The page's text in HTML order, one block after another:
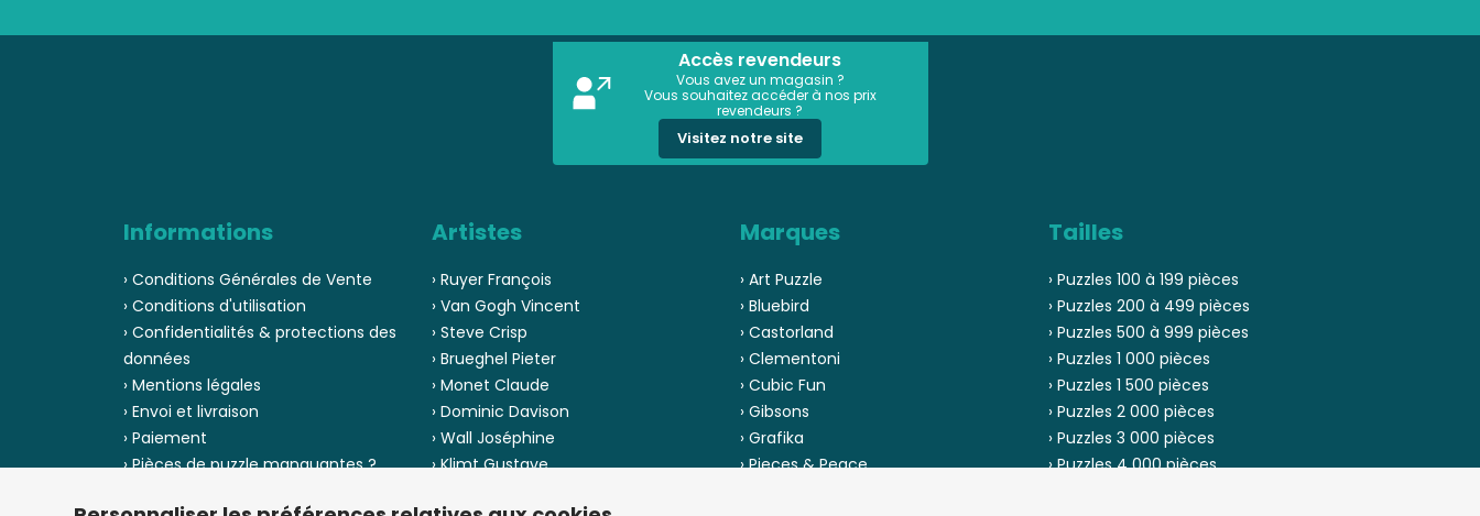
Accès revendeurs
Vous avez un magasin ?
Vous souhaitez accéder à nos prix
revendeurs ?
Visitez notre site
Informations
› Conditions Générales de Vente
› Conditions d'utilisation
› Confidentialités & protections des
données
› Mentions légales
› Envoi et livraison
› Paiement
› Pièces de puzzle manquantes ?
Artistes
› Ruyer François
› Van Gogh Vincent
› Steve Crisp
› Brueghel Pieter
› Monet Claude
› Dominic Davison
› Wall Joséphine
› Klimt Gustave
Marques
› Art Puzzle
› Bluebird
› Castorland
› Clementoni
› Cubic Fun
› Gibsons
› Grafika
› Pieces & Peace
Tailles
› Puzzles 100 à 199 pièces
› Puzzles 200 à 499 pièces
› Puzzles 500 à 999 pièces
› Puzzles 1 000 pièces
› Puzzles 1 500 pièces
› Puzzles 2 000 pièces
› Puzzles 3 000 pièces
› Puzzles 4 000 pièces